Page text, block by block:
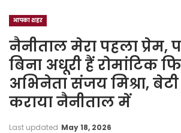
आपका शहर
नैनीताल मेरा पहला प्रेम,
बिना अधूरी हैं रोमांटिक
अभिनेता संजय मिश्रा,
कराया नैनीताल में
Last updated May 18, 2026